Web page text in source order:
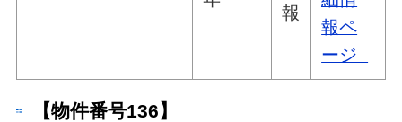
報
報ペ
ージ
【物件番号136】